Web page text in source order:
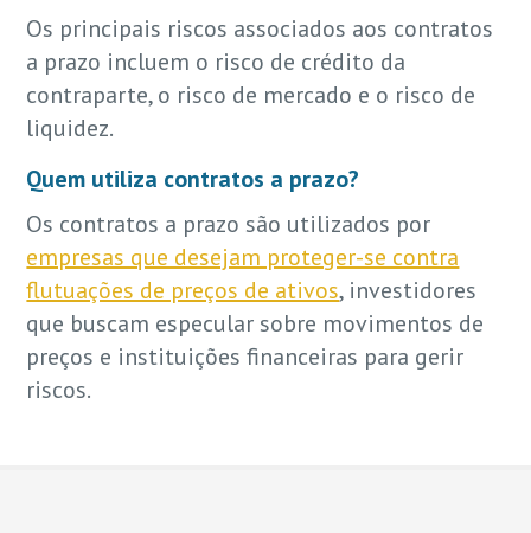
Os principais riscos associados aos contratos
a prazo incluem o risco de crédito da
contraparte, o risco de mercado e o risco de
liquidez.
Quem utiliza contratos a prazo?
Os contratos a prazo são utilizados por
empresas que desejam proteger-se contra
flutuações de preços de ativos, investidores
que buscam especular sobre movimentos de
preços e instituições financeiras para gerir
riscos.